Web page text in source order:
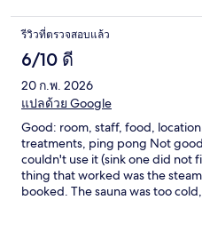
preference. Overall this was an
modestly priced stay.
รีวิวที่ตรวจสอบแล้ว
6/10 ดี
20 ก.พ. 2026
แปลด้วย Google
Good: room, staff, food,
treatments, ping pong Not
couldn't use it (sink one did not
thing that worked was the
booked. The sauna was too